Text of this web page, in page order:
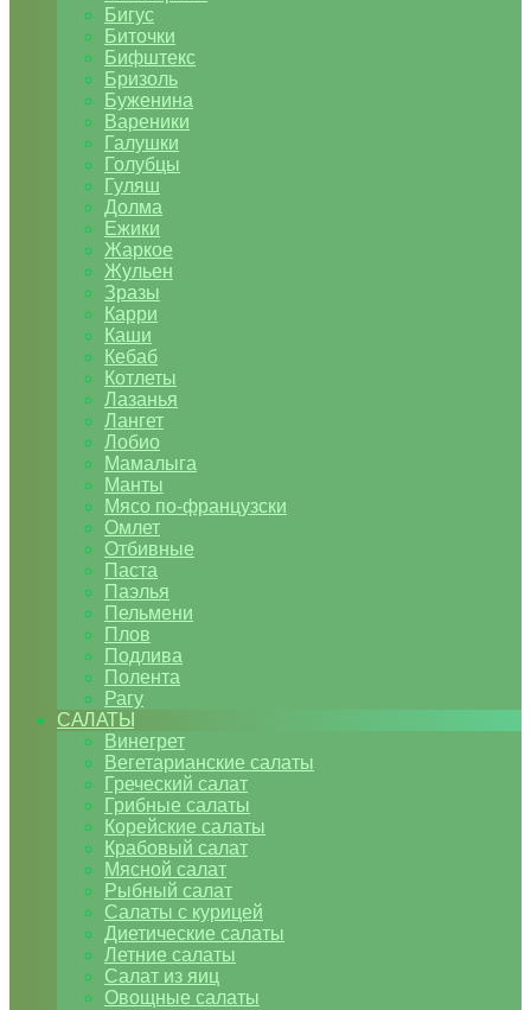
Бигус
Биточки
Бифштекс
Бризоль
Буженина
Вареники
Галушки
Голубцы
Гуляш
Долма
Ежики
Жаркое
Жульен
Зразы
Карри
Каши
Кебаб
Котлеты
Лазанья
Лангет
Лобио
Мамалыга
Манты
Мясо по-французски
Омлет
Отбивные
Паста
Паэлья
Пельмени
Плов
Подлива
Полента
Рагу
САЛАТЫ
Винегрет
Вегетарианские салаты
Греческий салат
Грибные салаты
Корейские салаты
Крабовый салат
Мясной салат
Рыбный салат
Салаты с курицей
Диетические салаты
Летние салаты
Салат из яиц
Овощные салаты